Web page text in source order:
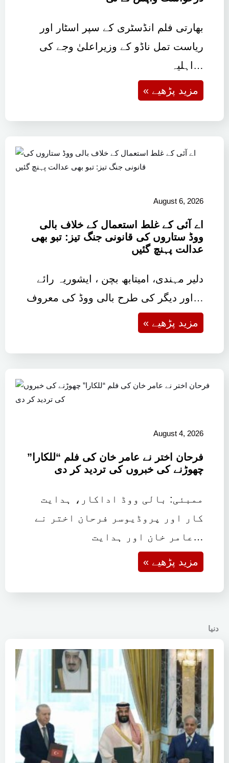
بھارتی فلم انڈسٹری کے سپر اسٹار اور
ریاست تمل ناڈو کے وزیراعلیٰ وجے کی
اہلیہ…
« مزید پڑھیے
August 6, 2026
اے آئی کے غلط استعمال کے خلاف بالی
ووڈ ستاروں کی قانونی جنگ تیز: تبو بھی
عدالت پہنچ گئیں
دلیر مہندی، امیتابھ بچن ، ایشوریہ رائے
اور دیگر کی طرح بالی ووڈ کی معروف…
« مزید پڑھیے
August 4, 2026
فرحان اختر نے عامر خان کی فلم “للکارا”
چھوڑنے کی خبروں کی تردید کر دی
ممبئی: بالی ووڈ اداکار، ہدایت
کار اور پروڈیوسر فرحان اختر نے
عامر خان اور ہدایت…
« مزید پڑھیے
دنیا